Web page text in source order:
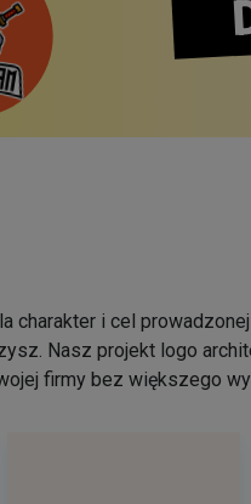
i cel
Nasz projekt logo
firmy bez większego